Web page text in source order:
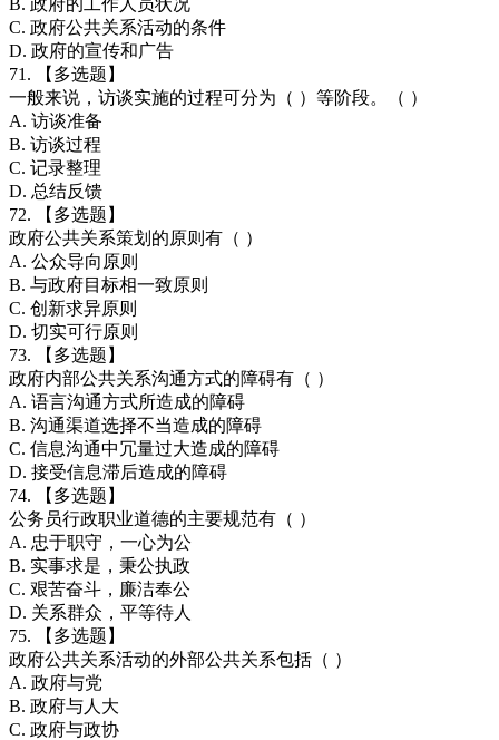
B. 政府的工作人员状况
C. 政府公共关系活动的条件
D. 政府的宣传和广告
71. 【多选题】
一般来说，访谈实施的过程可分为（ ）等阶段。（ ）
A. 访谈准备
B. 访谈过程
C. 记录整理
D. 总结反馈
72. 【多选题】
政府公共关系策划的原则有（ ）
A. 公众导向原则
B. 与政府目标相一致原则
C. 创新求异原则
D. 切实可行原则
73. 【多选题】
政府内部公共关系沟通方式的障碍有（ ）
A. 语言沟通方式所造成的障碍
B. 沟通渠道选择不当造成的障碍
C. 信息沟通中冗量过大造成的障碍
D. 接受信息滞后造成的障碍
74. 【多选题】
公务员行政职业道德的主要规范有（ ）
A. 忠于职守，一心为公
B. 实事求是，秉公执政
C. 艰苦奋斗，廉洁奉公
D. 关系群众，平等待人
75. 【多选题】
政府公共关系活动的外部公共关系包括（ ）
A. 政府与党
B. 政府与人大
C. 政府与政协